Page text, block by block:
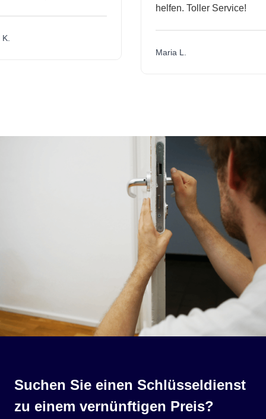
helfen. Toller Service!
Maria L.
Suchen Sie einen Schlüsseldienst
zu einem vernünftigen Preis?